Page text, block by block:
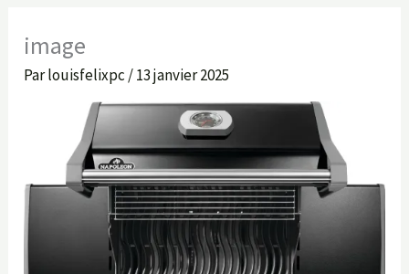
image
Parlouisfelixpc /13 janvier 2025